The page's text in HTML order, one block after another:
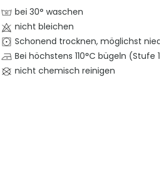
bei 30° waschen
nicht bleichen
Schonend trocknen, möglichst
Bei höchstens 110°C bügeln (Stufe
nicht chemisch reinigen